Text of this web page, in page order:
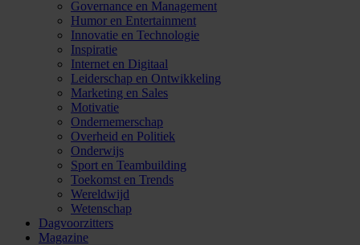
Governance en Management
Humor en Entertainment
Innovatie en Technologie
Inspiratie
Internet en Digitaal
Leiderschap en Ontwikkeling
Marketing en Sales
Motivatie
Ondernemerschap
Overheid en Politiek
Onderwijs
Sport en Teambuilding
Toekomst en Trends
Wereldwijd
Wetenschap
Dagvoorzitters
Magazine